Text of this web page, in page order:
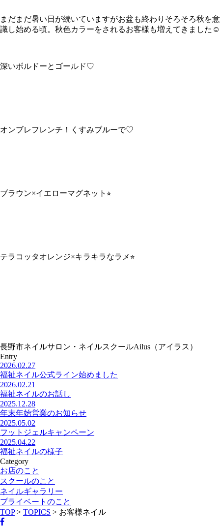
まだまだ暑い日が続いていますがお盆も終わりそろそろ秋を意
識し始める頃。秋色カラーをされるお客様も増えてきました☺︎
深いボルドーとゴールド♡
オンブレフレンチ！くすみブルーで♡
ブラウン×イエローマグネット⭐︎
テラコッタオレンジ×キラキラなラメ⭐︎
長野市ネイルサロン・ネイルスクールAilus（アイラス）
Entry
2026.02.27
福祉ネイル公式ライン始めました
2026.02.21
福祉ネイルのお話し
2025.12.28
年末年始営業のお知らせ
2025.05.02
フットジェルキャンペーン
2025.04.22
福祉ネイルの様子
Category
お店のこと
スクールのこと
ネイルギャラリー
プライベートのこと
TOP> TOPICS > お客様ネイル